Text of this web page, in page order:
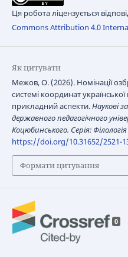
Ця робота ліцензується
Commons Attribution 4.0
Як цитувати
Межов, О. (2026). Номінації
системі координат
прикладний аспекти.Наукові
державного педагогічного
Коцюбинського. Серія:
https://doi.org/10.31652/2521-
Формати цитування
0